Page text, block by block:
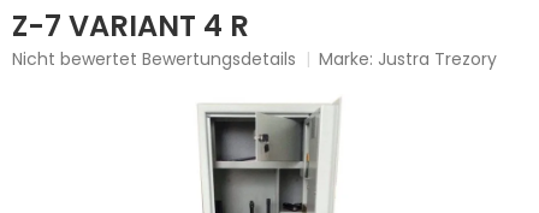
Z-7 VARIANT 4 R
Die
Nicht bewertet Bewertungsdetails Marke: Justra Trezory